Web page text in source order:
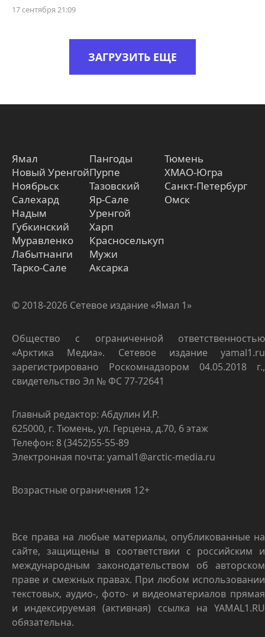
17 сентября 21:09
ЗАГРУЗИТЬ ЕЩЕ
Ямал
Новый Уренгой
Ноябрьск
Салехард
Надым
Губкинский
Муравленко
Лабытнанги
Тарко-Сале
Пангоды
Пурпе
Тазовский
Яр-Сале
Уренгой
Харп
Красноселькуп
Мужи
Аксарка
Тюмень
ХМАО-Югра
Санкт-Петербург
Омск
© 2018-2026 Сетевое издание «Ямал 1»
Общество с ограниченной ответственностью
«Арктика Медиа». Сетевое издание yamal1.ru
зарегистрировано Роскомнадзором 04.05.2018 г.,
свидетельство Эл № ФС 77-72641
Главный редактор: Абдулин И.Р.
625000, г. Тюмень, ул. Герцена, д.70, 6 этаж
Телефон: 8 (3452)55-55-89
Электронная почта: yamal1@arctic-media.ru
Возрастные ограничения 12+
Все права на любые материалы, опубликованные на
сайте, защищены в соответствии с российским и
международным законодательством об авторском
праве и смежных правах. При любом использовании
текстовых, аудио-, фото- и видеоматериалов прямая
и индексируемая (активная) ссылка на YAMAL1.RU
обязательна.